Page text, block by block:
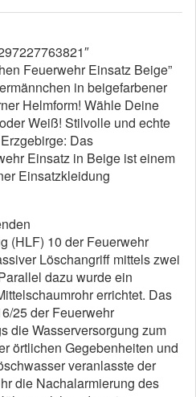
Feuerwehr Einsatz Beige”
in beigefarbener
Helmform! Wähle Deine
Weiß! Stilvolle und echte
Das
Einsatz in Beige ist einem
Einsatzkleidung
(HLF) 10 der Feuerwehr
Löschangriff mittels zwei
dazu wurde ein
errichtet. Das
25 der Feuerwehr
die Wasserversorgung zum
örtlichen Gegebenheiten und
veranlasste der
die Nachalarmierung des